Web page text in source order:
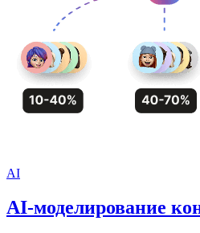
AI
AI-моделирование